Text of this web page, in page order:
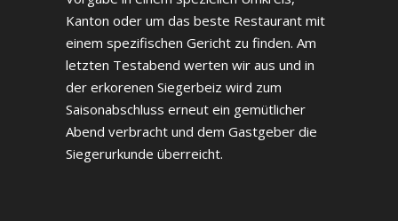
Kanton oder um das beste Restaurant mit
einem spezifischen Gericht zu finden. Am
letzten Testabend werten wir aus und in
der erkorenen Siegerbeiz wird zum
Saisonabschluss erneut ein gemütlicher
Abend verbracht und dem Gastgeber die
Siegerurkunde überreicht.